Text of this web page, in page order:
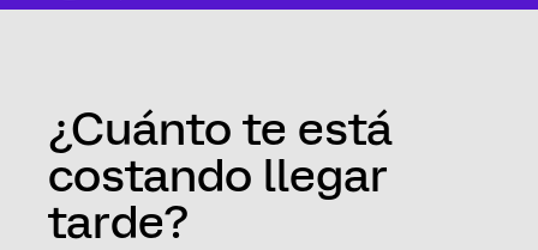
¿Cuánto te está
costando llegar
tarde?